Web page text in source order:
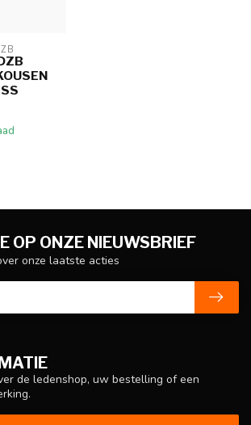
de ledenshop, uw bestelling of een
OP ONZE NIEUWSBRIEF
onze laatste acties